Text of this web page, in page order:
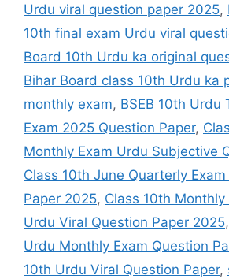
Urdu viral question paper 2025,
10th final exam Urdu viral
Board 10th Urdu ka original
Bihar Board class 10th Urdu ka
monthly exam, BSEB 10th Urdu
Exam 2025 Question Paper,
Monthly Exam Urdu Subjective
Class 10th June Quarterly
Paper 2025, Class 10th
Urdu Viral Question Paper 2025,
Urdu Monthly Exam Question
10th Urdu Viral Question Paper,